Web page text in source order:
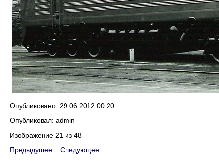
Опубликовано: 29.06.2012 00:20
Опубликовал: admin
Изображение 21 из 48
Предыдущее
Следующее